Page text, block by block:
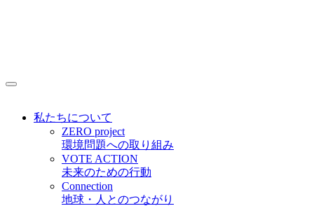
私たちについて
ZERO project
環境問題への取り組み
VOTE ACTION
未来のための行動
Connection
地球・人とのつながり